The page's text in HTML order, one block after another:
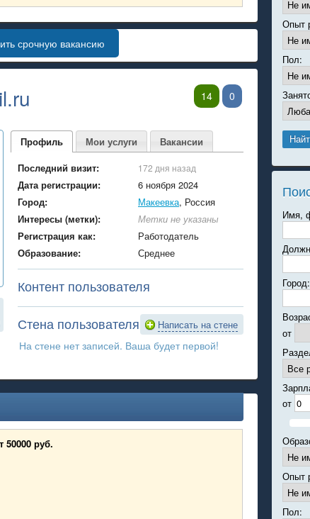
срочную вакансию
14 0
Профиль Мои услуги
Вакансии
Последний визит:
172 дня назад
Дата регистрации:
6 ноября 2024
Город:
Макеевка, Россия
Интересы (метки):
Метки не указаны
Регистрация как:
Работодатель
Образование:
Среднее
Контент пользователя
Стена пользователя Написать на стене
На стене нет записей. Ваша будет первой!
50000 руб.
Опыт
Пол:
Имя,
Город:
от
от
Опыт
Пол: